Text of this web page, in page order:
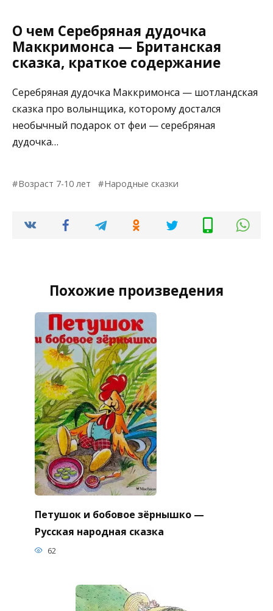
О чем Серебряная дудочка
Маккримонса — Британская
сказка, краткое содержание
Серебряная дудочка Маккримонса — шотландская
сказка про волынщика, которому достался
необычный подарок от феи — серебряная
дудочка…
Возраст 7-10 лет Народные сказки
Похожие произведения
Петушок и бобовое зёрнышко —
Русская народная сказка
62